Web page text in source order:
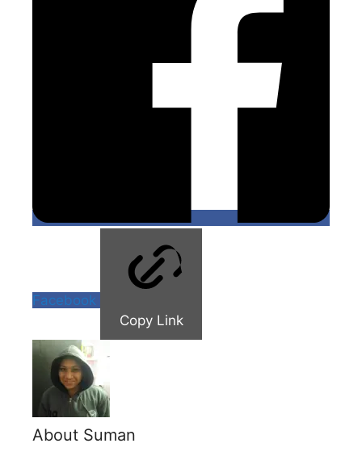
Facebook
Copy Link
About Suman